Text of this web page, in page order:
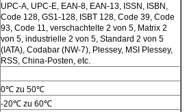
UPC-A, UPC-E, EAN-8, EAN-13, ISSN, ISBN,
Code 128, GS1-128, ISBT 128, Code 39, Code
93, Code 11, verschachtelte 2 von 5, Matrix 2
von 5, industrielle 2 von 5, Standard 2 von 5
(IATA), Codabar (NW-7), Plessey, MSI Plessey,
RSS, China-Posten, etc.
0℃ zu 50℃
-20℃ zu 60℃